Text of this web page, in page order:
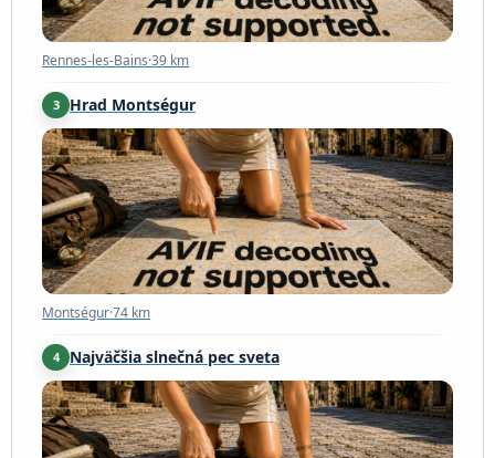
Rennes-les-Bains·39 km
3 Hrad Montségur
Montségur·74 km
Montségur·74 km
4 Najväčšia slnečná pec sveta
Font-Romeu-Odeillo-Via·91 km